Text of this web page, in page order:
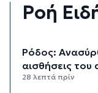
Ροή
Ρόδος:
αισθήσεις
28 λεπτά πρίν